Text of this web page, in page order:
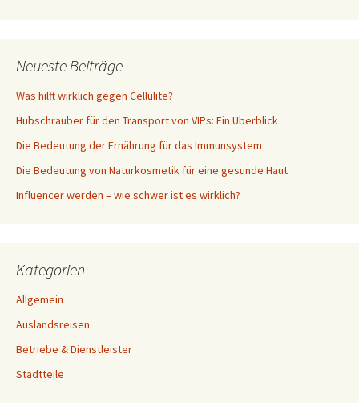
Neueste Beiträge
Was hilft wirklich gegen Cellulite?
Hubschrauber für den Transport von VIPs: Ein Überblick
Die Bedeutung der Ernährung für das Immunsystem
Die Bedeutung von Naturkosmetik für eine gesunde Haut
Influencer werden – wie schwer ist es wirklich?
Kategorien
Allgemein
Auslandsreisen
Betriebe & Dienstleister
Stadtteile